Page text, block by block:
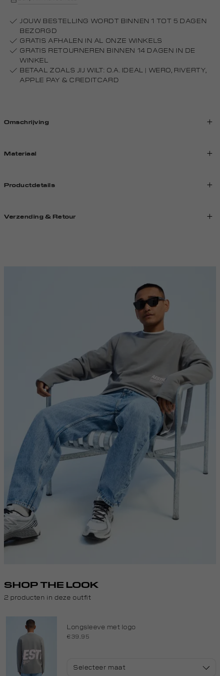
JOUW BESTELLING WORDT BINNEN 1 TOT 5 DAGEN
BEZORGD
GRATIS AFHALEN IN AL ONZE WINKELS
GRATIS RETOURNEREN BINNEN 14 DAGEN IN DE
WINKEL
BETAAL ZOALS JIJ WILT: O.A. IDEAL | WERO, RIVERTY,
APPLE PAY & CREDITCARD
Omschrijving
Materiaal
Productdetails
Verzending & Retour
SHOP THE LOOK
2 producten in deze outfit
Longsleeve met logo
€39.95
Selecteer maat